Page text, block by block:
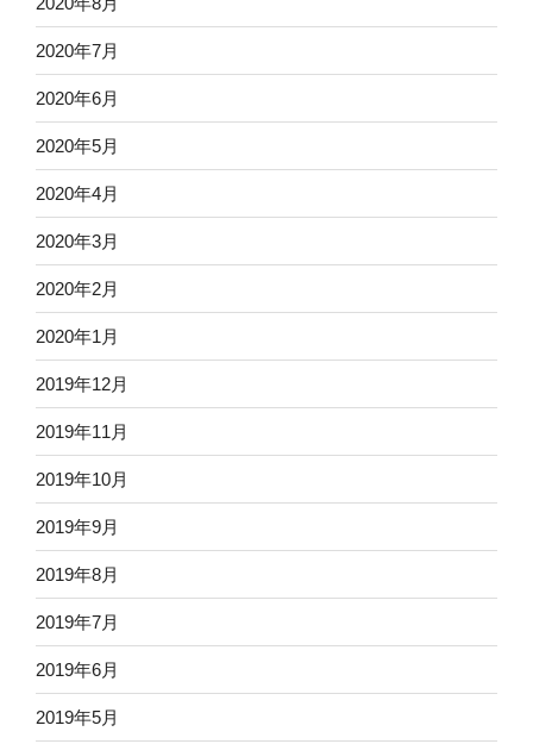
2020年7月
2020年6月
2020年5月
2020年4月
2020年3月
2020年2月
2020年1月
2019年12月
2019年11月
2019年10月
2019年9月
2019年8月
2019年7月
2019年6月
2019年5月